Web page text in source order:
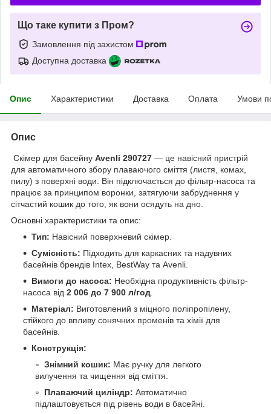
Що таке купити з Пром?
Замовлення під захистом
Доступна доставка
Опис Характеристики Доставка Оплата Умови
Опис
Скімер для басейну Avenli 290727 — це навісний пристрій
для автоматичного збору плаваючого сміття (листя, комах,
пилу) з поверхні води. Він підключається до фільтр-насоса та
працює за принципом воронки, затягуючи забруднення у
сітчастий кошик до того, як вони осядуть на дно.
Основні характеристики та опис:
Тип: Навісний поверхневий скімер.
Сумісність: Підходить для каркасних та надувних
басейнів брендів Intex, BestWay та Avenli.
Вимоги до насоса: Необхідна продуктивність фільтр-
насоса від 2 006 до 7 900 л/год
Матеріал: Виготовлений з міцного поліпропілену,
стійкого до впливу сонячних променів та хімії для
басейнів.
Конструкція:
Знімний кошик: Має ручку для легкого
вилучення та чищення від сміття.
Плаваючий циліндр: Автоматично
підлаштовується під рівень води в басейні.